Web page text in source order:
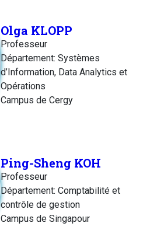
Olga KLOPP
Professeur
Département: Systèmes
d’Information, Data Analytics et
Opérations
Campus de Cergy
Ping-Sheng KOH
Professeur
Département: Comptabilité et
contrôle de gestion
Campus de Singapour